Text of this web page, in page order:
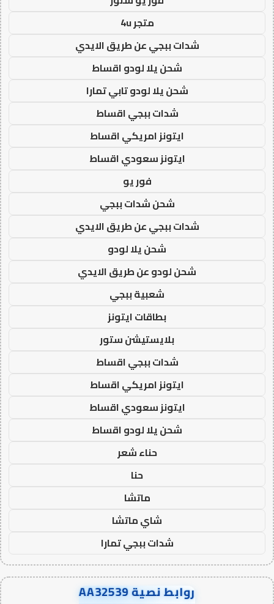
متجر 4u
شدات ببجي عن طريق الايدي
شحن يلا لودو اقساط
شحن يلا لودو تابي تمارا
شدات ببجي اقساط
ايتونز امريكي اقساط
ايتونز سعودي اقساط
فور يو
شحن شدات ببجي
شدات ببجي عن طريق الايدي
شحن يلا لودو
شحن لودو عن طريق الايدي
شعبية ببجي
بطاقات ايتونز
بلايستيشن ستور
شدات ببجي اقساط
ايتونز امريكي اقساط
ايتونز سعودي اقساط
شحن يلا لودو اقساط
حناء شعر
حنا
ماتشا
شاي ماتشا
شدات ببجي تمارا
روابط نصية AA32539